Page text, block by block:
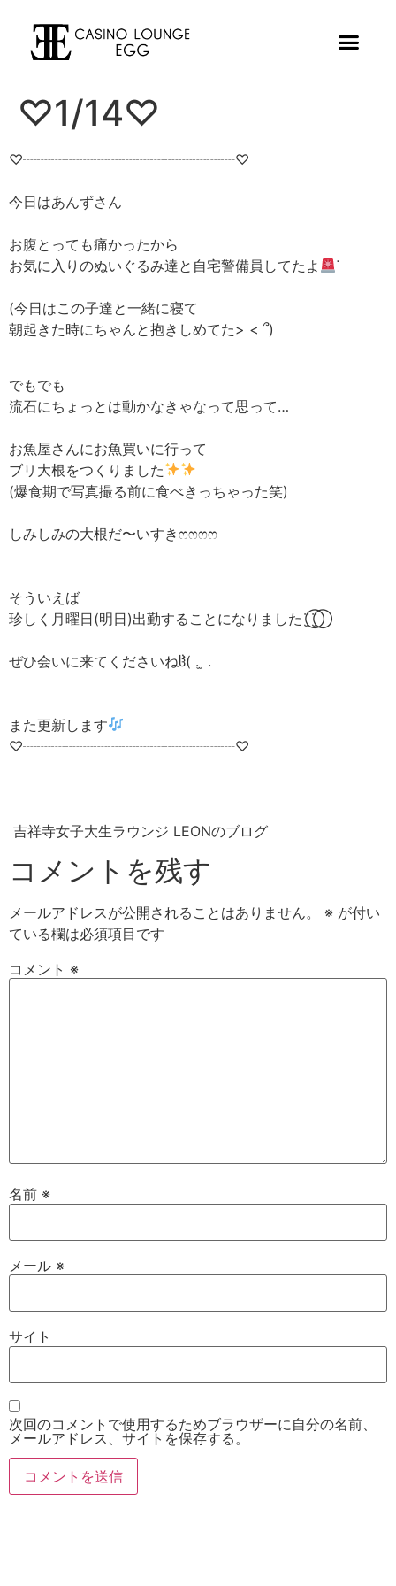
♡1/14♡
♡┈┈┈┈┈┈┈┈┈┈┈┈┈┈┈♡
今日はあんずさん
お腹とっても痛かったから
お気に入りのぬいぐるみ達と自宅警備員してたよ
ᐝ
(今日はこの子達と一緒に寝て
朝起きた時にちゃんと抱きしめてた> < ՞)
でもでも
流石にちょっとは動かなきゃなって思って…
お魚屋さんにお魚買いに行って
ブリ大根をつくりました‪
(爆食期で写真撮る前に食べきっちゃった笑)
しみしみの大根だ〜いすき‪ෆ‪‪ෆ‪‪ෆ‪‪ෆ‪
そういえば
珍しく月曜日(明日)出勤することになりました¨̮⃝¨̮⃝
ぜひ会いに来てくださいねჱ̒( . ̫ .
また更新します
♡┈┈┈┈┈┈┈┈┈┈┈┈┈┈┈♡
吉祥寺女子大生ラウンジ LEONのブログ
コメントを残す
メールアドレスが公開されることはありません。 ※ が付い
ている欄は必須項目です
コメント ※
名前 ※
メール ※
サイト
次回のコメントで使用するためブラウザーに自分の名前、
メールアドレス、サイトを保存する。